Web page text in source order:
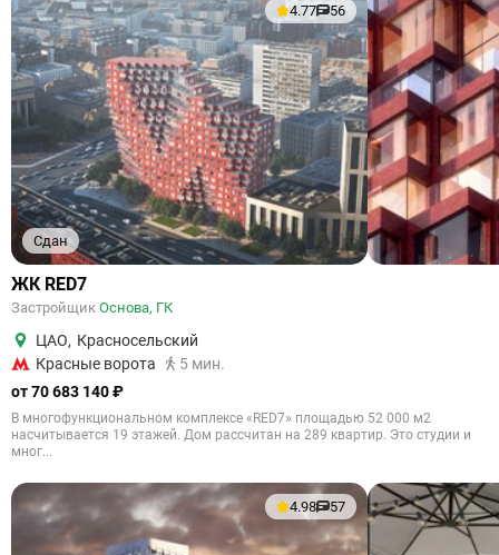
Сдан
4.77 56
ЖК RED7
Застройщик Основа, ГК
ЦАО, Красносельский
Красные ворота
5 мин.
от 70 683 140 ₽
В многофункциональном комплексе «RED7» площадью 52 000 м2
насчитывается 19 этажей. Дом рассчитан на 289 квартир. Это студии и
мног...
4.98 57